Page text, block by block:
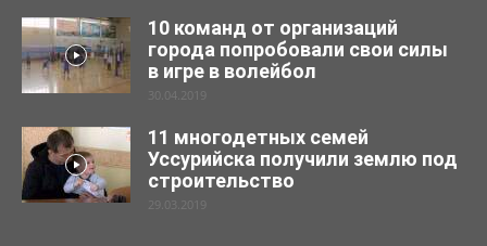
10 команд от организаций
города попробовали свои силы
в игре в волейбол
30.04.2019
11 многодетных семей
Уссурийска получили землю под
строительство
29.03.2019